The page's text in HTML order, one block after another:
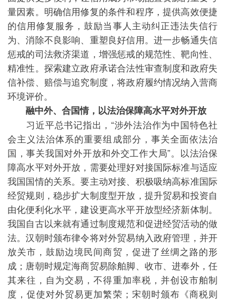
量因素。明确信用修复的条件和程序，提供高效便捷
的信用修复服务，鼓励当事人主动纠正违法失信行
为、消除不良影响、重塑良好信用。进一步畅通失信
惩戒的司法救济渠道，增强惩戒的规范性、靶向性、
精准性。探索建立政府承诺合法性审查制度和政府失
信补偿、赔偿与追究制度，将政府履约情况纳入营商
环境评价。
融中外、合国情，以法治保障高水平对外开放
习近平总书记指出，“涉外法治作为中国特色社
会主义法治体系的重要组成部分，事关全面依法治
国，事关我国对外开放和外交工作大局”。以法治保
障高水平对外开放，需要处理好对接国际标准与适应
我国国情的关系。要主动对接、积极吸纳高标准国际
经贸规则，稳步扩大制度型开放，提升贸易和投资自
由化便利化水平，建设更高水平开放型经济新体制。
我国自古以来就有通过制度规范和促进经贸活动的做
法。汉朝时颁布律令将对外贸易纳入政府管理，并开
放关市，鼓励边境民间商贸，促进了丝绸之路的形
成；唐朝时规定海商贸易除舶脚、收市、进奉外，任
其来往，自为交易，不得重加率税，并创设市舶制
度，促使对外贸易更加繁荣；宋朝时颁布《商税则